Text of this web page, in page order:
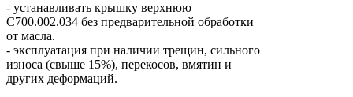
- устанавливать крышку верхнюю
С700.002.034 без предварительной обработки
от масла.
- эксплуатация при наличии трещин, сильного
износа (свыше 15%), перекосов, вмятин и
других деформаций.